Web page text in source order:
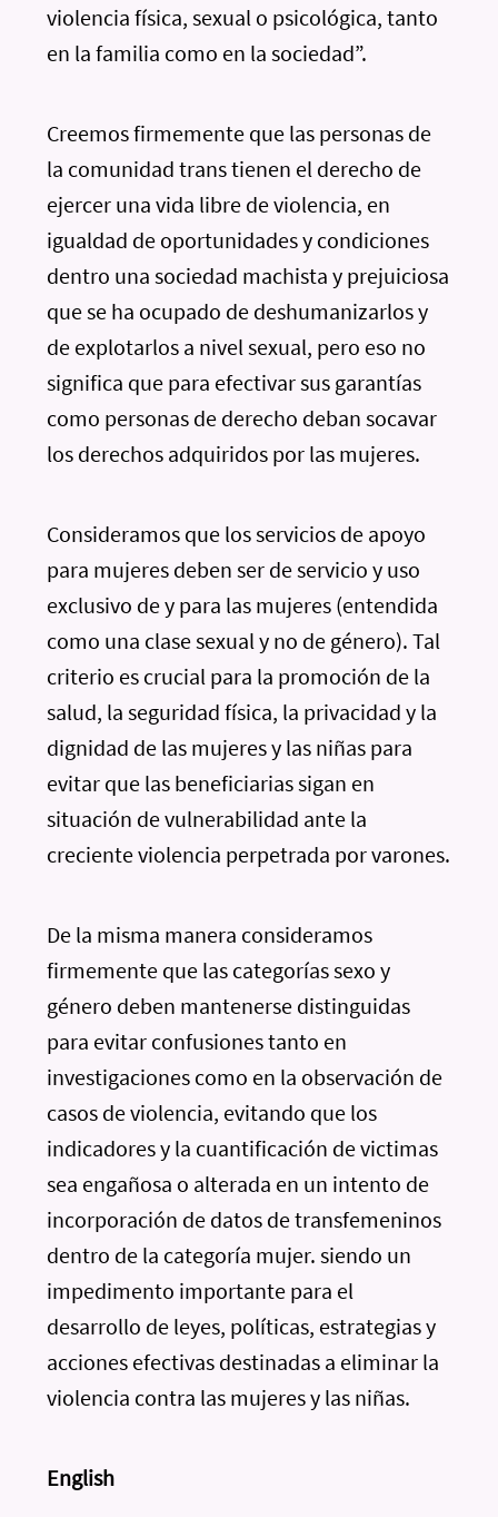
violencia física, sexual o psicológica, tanto
en la familia como en la sociedad”.
Creemos firmemente que las personas de
la comunidad trans tienen el derecho de
ejercer una vida libre de violencia, en
igualdad de oportunidades y condiciones
dentro una sociedad machista y prejuiciosa
que se ha ocupado de deshumanizarlos y
de explotarlos a nivel sexual, pero eso no
significa que para efectivar sus garantías
como personas de derecho deban socavar
los derechos adquiridos por las mujeres.
Consideramos que los servicios de apoyo
para mujeres deben ser de servicio y uso
exclusivo de y para las mujeres (entendida
como una clase sexual y no de género). Tal
criterio es crucial para la promoción de la
salud, la seguridad física, la privacidad y la
dignidad de las mujeres y las niñas para
evitar que las beneficiarias sigan en
situación de vulnerabilidad ante la
creciente violencia perpetrada por varones.
De la misma manera consideramos
firmemente que las categorías sexo y
género deben mantenerse distinguidas
para evitar confusiones tanto en
investigaciones como en la observación de
casos de violencia, evitando que los
indicadores y la cuantificación de victimas
sea engañosa o alterada en un intento de
incorporación de datos de transfemeninos
dentro de la categoría mujer. siendo un
impedimento importante para el
desarrollo de leyes, políticas, estrategias y
acciones efectivas destinadas a eliminar la
violencia contra las mujeres y las niñas.
English